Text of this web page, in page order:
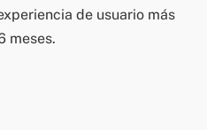
de usuario más
meses.